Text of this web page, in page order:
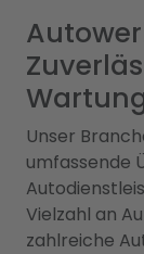
Unser
umfassende
Vielzahl an
zahlreiche